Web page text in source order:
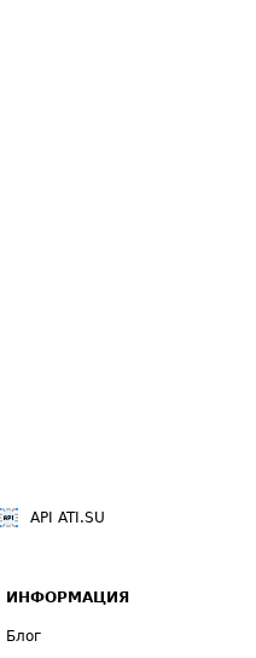
API ATI.SU
ИНФОРМАЦИЯ
Блог